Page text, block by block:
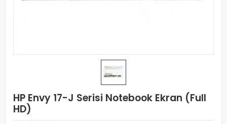
HP Envy 17-J Serisi Notebook Ekran (Full
HD)